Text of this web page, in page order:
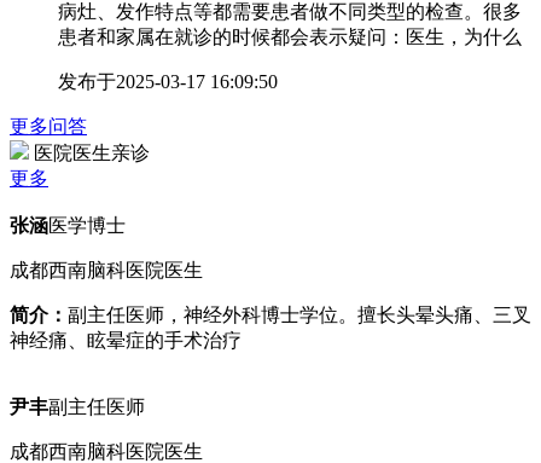
病灶、发作特点等都需要患者做不同类型的检查。很多
患者和家属在就诊的时候都会表示疑问：医生，为什么
发布于2025-03-17 16:09:50
更多问答
医院医生亲诊
更多
张涵医学博士
成都西南脑科医院医生
简介： 副主任医师，神经外科博士学位。擅长头晕头痛、三叉
神经痛、眩晕症的手术治疗
尹丰副主任医师
成都西南脑科医院医生